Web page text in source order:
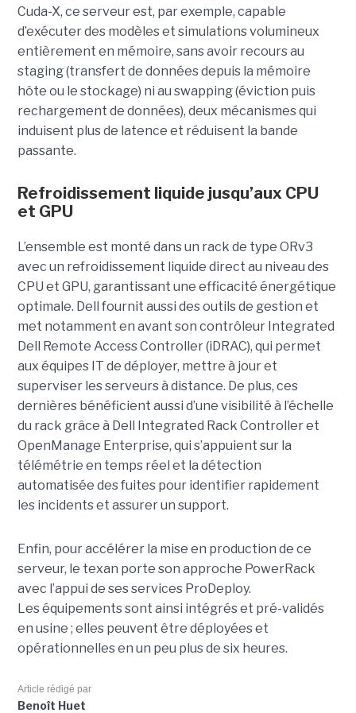
Cuda-X, ce serveur est, par exemple, capable
d’exécuter des modèles et simulations volumineux
entièrement en mémoire, sans avoir recours au
staging (transfert de données depuis la mémoire
hôte ou le stockage) ni au swapping (éviction puis
rechargement de données), deux mécanismes qui
induisent plus de latence et réduisent la bande
passante.
Refroidissement liquide jusqu’aux CPU
et GPU
L’ensemble est monté dans un rack de type ORv3
avec un refroidissement liquide direct au niveau des
CPU et GPU, garantissant une efficacité énergétique
optimale. Dell fournit aussi des outils de gestion et
met notamment en avant son contrôleur Integrated
Dell Remote Access Controller (iDRAC), qui permet
aux équipes IT de déployer, mettre à jour et
superviser les serveurs à distance. De plus, ces
dernières bénéficient aussi d’une visibilité à l’échelle
du rack grâce à Dell Integrated Rack Controller et
OpenManage Enterprise, qui s’appuient sur la
télémétrie en temps réel et la détection
automatisée des fuites pour identifier rapidement
les incidents et assurer un support.
Enfin, pour accélérer la mise en production de ce
serveur, le texan porte son approche PowerRack
avec l’appui de ses services ProDeploy.
Les équipements sont ainsi intégrés et pré-validés
en usine ; elles peuvent être déployées et
opérationnelles en un peu plus de six heures.
Article rédigé par
Benoît Huet